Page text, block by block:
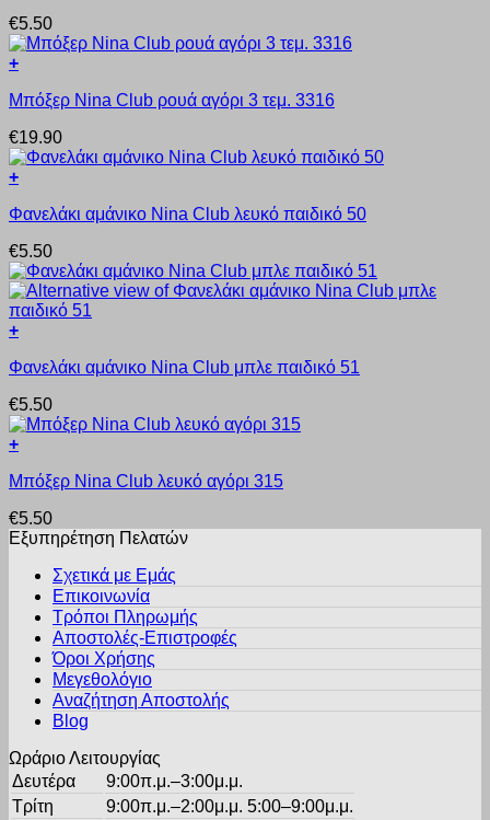
να
επιλεγούν
στη
σελίδα
του
προϊόντος
έχει
πολλαπλές
παραλλαγές.
επιλογές
να
επιλεγούν
στη
σελίδα
του
προϊόντος
€5.50
+
το
έχει
πολλαπλές
παραλλαγές.
επιλογές
να
επιλεγούν
στη
σελίδα
του
προϊόντος
Μπόξερ Nina Club ρουά αγόρι 3 τεμ. 3316
€19.90
+
το
έχει
πολλαπλές
παραλλαγές.
Οι
επιλογές
να
στη
σελίδα
του
προϊόντος
Φανελάκι αμάνικο Nina Club λευκό παιδικό 50
€5.50
+
το
έχει
πολλαπλές
παραλλαγές.
επιλογές
να
επιλεγούν
σελίδα
προϊόντος
Φανελάκι αμάνικο Nina Club μπλε παιδικό 51
€5.50
+
το
έχει
πολλαπλές
επιλογές
μπορούν
επιλεγούν
σελίδα
Μπόξερ Nina Club λευκό αγόρι 315
€5.50
Εξυπηρέτηση Πελατών
Σχετικά με Εμάς
Επικοινωνία
Τρόποι Πληρωμής
Αποστολές-Επιστροφές
Όροι Χρήσης
Μεγεθολόγιο
Αναζήτηση Αποστολής
Blog
Ωράριο Λειτουργίας
Δευτέρα
9:00π.μ.–3:00μ.μ.
Τρίτη
9:00π.μ.–2:00μ.μ. 5:00–9:00μ.μ.